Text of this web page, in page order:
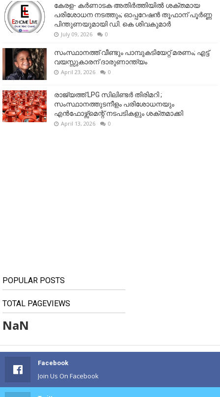
കേരള- കർണാടക അതിർത്തിയിൽ ശക്തമായ
പരിശോധന നടത്തും; ഓപ്പറേഷൻ തൂഫാന് പൂർണ്ണ
പിന്തുണയുമായി ഡി. കെ ശിവകുമാർ
July 09, 2026 0
സംസ്ഥാനത്ത് വീണ്ടും പാമ്പുകടിയേറ്റ് മരണം; എട്ട്
വയസ്സുകാരന് ദാരുണാന്ത്യം
April 23, 2026 0
രാജ്യത്ത് LPG സിലിണ്ടർ തിരിമറി ;
സംസ്ഥാനത്തുടനീളം പരിശോധനയും
എൻഫോഴ്സ്മെന്റ് നടപടികളും ശക്തമാക്കി
April 13, 2026 0
POPULAR POSTS
TOTAL PAGEVIEWS
NaN
Facebook
Join Us On Facebook